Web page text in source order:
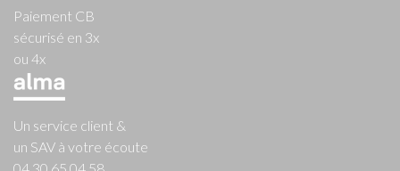
Paiement CB
sécurisé en 3x
ou 4x
Un service client &
un SAV à votre écoute